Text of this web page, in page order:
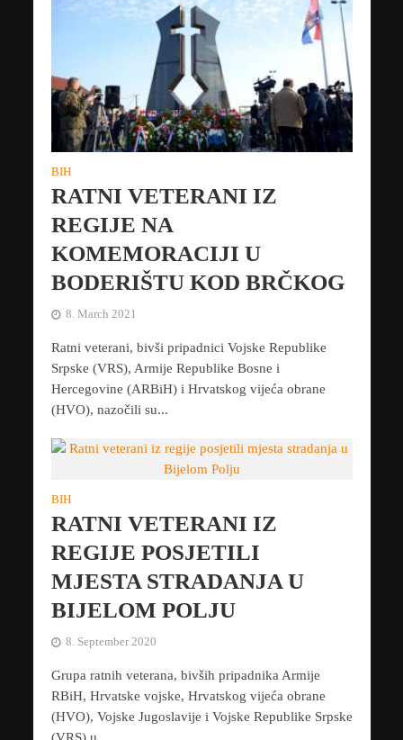
BIH
RATNI VETERANI IZ
REGIJE NA
KOMEMORACIJI U
BODERIŠTU KOD BRČKOG
8. March 2021
Ratni veterani, bivši pripadnici Vojske Republike
Srpske (VRS), Armije Republike Bosne i
Hercegovine (ARBiH) i Hrvatskog vijeća obrane
(HVO), nazočili su...
BIH
RATNI VETERANI IZ
REGIJE POSJETILI
MJESTA STRADANJA U
BIJELOM POLJU
8. September 2020
Grupa ratnih veterana, bivših pripadnika Armije
RBiH, Hrvatske vojske, Hrvatskog vijeća obrane
(HVO), Vojske Jugoslavije i Vojske Republike Srpske